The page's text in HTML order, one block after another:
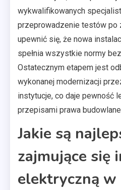
wykwalifikowanych
przeprowadzenie testów po
upewnić się, że nowa
spełnia wszystkie normy
Ostatecznym etapem jest
wykonanej modernizacji
instytucje, co daje pewność
przepisami prawa
Jakie są
zajmujące się
elektryczną w